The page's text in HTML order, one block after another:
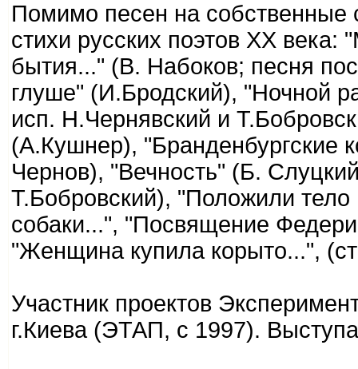
Помимо песен на собственные
стихи русских поэтов XX
бытия..." (В. Набоков; песня
глуше" (И.Бродский), "Ночной
исп. Н.Чернявский и
(А.Кушнер), "Бранденбургские
Чернов), "Вечность" (Б.
Т.Бобровский), "Положили
собаки...", "Посвящение
"Женщина купила корыто...",
Участник проектов
г.Киева (ЭТАП, с 1997).